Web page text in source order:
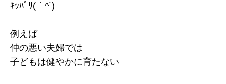
ｷｯﾊﾟﾘ(｀^´)
例えば
仲の悪い夫婦では
子どもは健やかに育たない